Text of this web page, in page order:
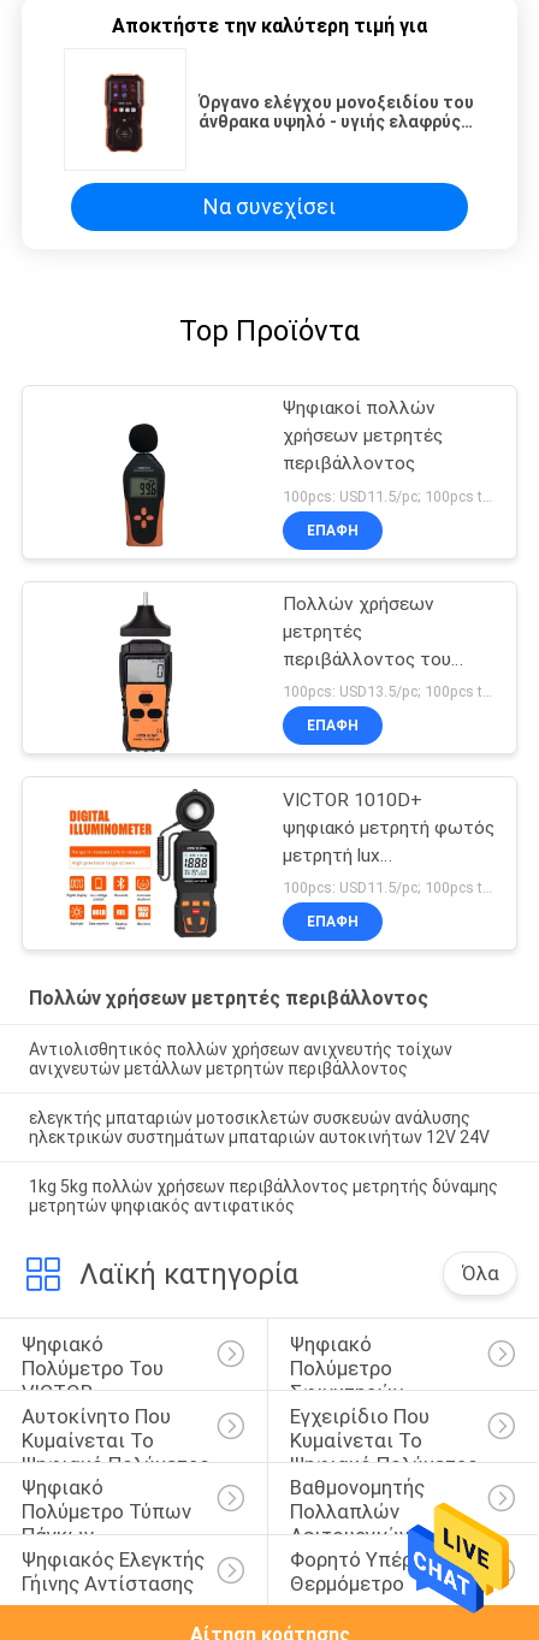
Αποκτήστε την καλύτερη τιμή για
Όργανο ελέγχου μονοξειδίου του
άνθρακα υψηλό - υγιής ελαφρύς
Να συνεχίσει
Top Προϊόντα
Ψηφιακοί πολλών
χρήσεων μετρητές
περιβάλλοντος
ΕΠΑΦΉ
Πολλών χρήσεων
μετρητές
περιβάλλοντος του
VICTOR 6236P
100pcs: USD13.5/pc; 100pcs to 500pcs: USD12.8/pc; 500pcs to 1000pcs: USD12.2pc; Above 3000pcs: USD11.6/pc MOQ:100PCS
ΕΠΑΦΉ
VICTOR 1010D+
ψηφιακό μετρητή φωτός
μετρητή lux
0~200000lux φθηνό
μετρητή φωτεινότητας
lux για LED
100pcs: USD11.5/pc; 100pcs to 500pcs: USD10.5/pc; 500pcs to 1000pcs: USD10 MOQ:100PCS
ΕΠΑΦΉ
Πολλών χρήσεων μετρητές περιβάλλοντος
Αντιολισθητικός πολλών χρήσεων ανιχνευτής τοίχων
ανιχνευτών μετάλλων μετρητών περιβάλλοντος
ελεγκτής μπαταριών μοτοσικλετών συσκευών ανάλυσης
ηλεκτρικών συστημάτων μπαταριών αυτοκινήτων 12V 24V
1kg 5kg πολλών χρήσεων περιβάλλοντος μετρητής δύναμης
μετρητών ψηφιακός αντιφατικός
Λαϊκή κατηγορία Όλα
Ψηφιακό
Πολύμετρο Του
VICTOR
Ψηφιακό
Πολύμετρο
Σφιγκτηρών
Αυτοκίνητο Που
Κυμαίνεται Το
Ψηφιακό Πολύμετρο
Εγχειρίδιο Που
Κυμαίνεται Το
Ψηφιακό Πολύμετρο
Ψηφιακό
Πολύμετρο Τύπων
Πάγκων
Βαθμονομητής
Πολλαπλών
Λειτουργιών
Ψηφιακός Ελεγκτής
Γήινης Αντίστασης
Φορητό Υπέρυθρο
Θερμόμετρο
Αίτηση κράτησης